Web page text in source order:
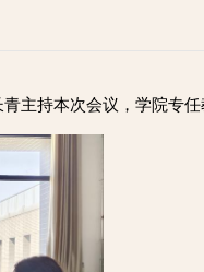
主持本次会议，学院专任